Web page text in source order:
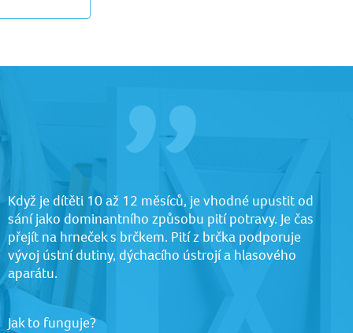
Když je dítěti 10 až 12 měsíců, je vhodné upustit od
sání jako dominantního způsobu pití potravy. Je čas
přejít na hrneček s brčkem. Pití z brčka podporuje
vývoj ústní dutiny, dýchacího ústrojí a hlasového
aparátu.
Jak to funguje?